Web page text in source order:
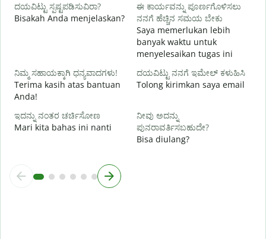
ದಯವಿಟ್ಟು ಸ್ಪಷ್ಟಪಡಿಸುವಿರಾ?
Bisakah Anda menjelaskan?
ಈ ಕಾರ್ಯವನ್ನು ಪೂರ್ಣಗೊಳಿಸಲು
ನನಗೆ ಹೆಚ್ಚಿನ ಸಮಯ ಬೇಕು
Saya memerlukan lebih
banyak waktu untuk
menyelesaikan tugas ini
ನಿಮ್ಮ ಸಹಾಯಕ್ಕಾಗಿ ಧನ್ಯವಾದಗಳು!
Terima kasih atas bantuan
Anda!
ದಯವಿಟ್ಟು ನನಗೆ ಇಮೇಲ್ ಕಳುಹಿಸಿ
Tolong kirimkan saya email
ಇದನ್ನು ನಂತರ ಚರ್ಚಿಸೋಣ
Mari kita bahas ini nanti
ನೀವು ಅದನ್ನು
ಪುನರಾವರ್ತಿಸಬಹುದೇ?
Bisa diulang?